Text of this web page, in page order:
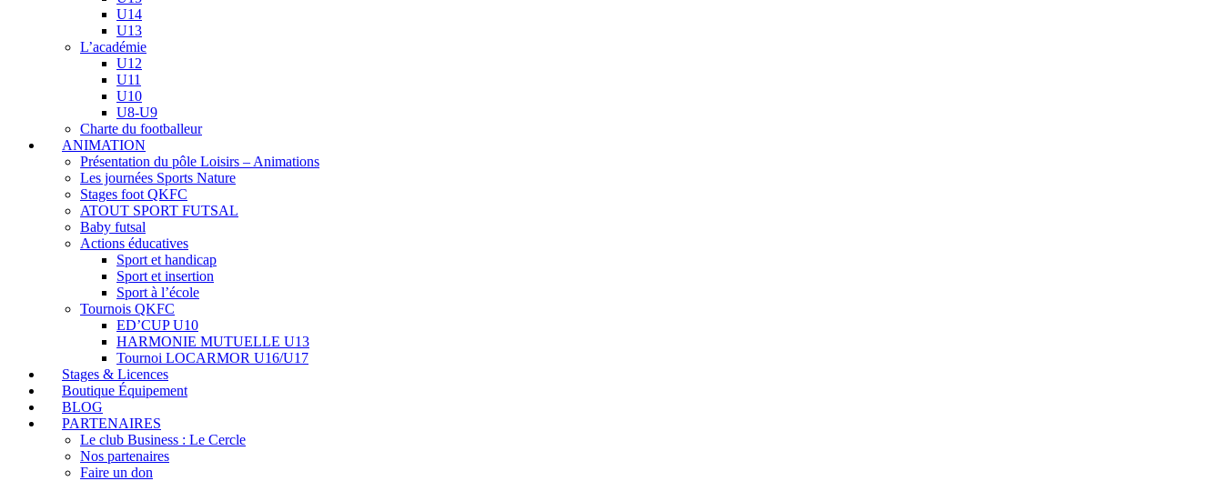
U14
U13
L’académie
U12
U11
U10
U8-U9
Charte du footballeur
ANIMATION
Présentation du pôle Loisirs – Animations
Les journées Sports Nature
Stages foot QKFC
ATOUT SPORT FUTSAL
Baby futsal
Actions éducatives
Sport et handicap
Sport et insertion
Sport à l’école
Tournois QKFC
ED’CUP U10
HARMONIE MUTUELLE U13
Tournoi LOCARMOR U16/U17
Stages & Licences
Boutique Équipement
BLOG
PARTENAIRES
Le club Business : Le Cercle
Nos partenaires
Faire un don